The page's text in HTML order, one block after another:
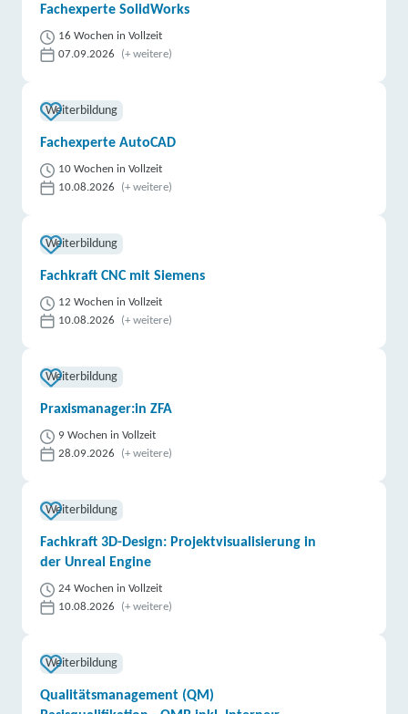
Fachexperte SolidWorks
16 Wochen in Vollzeit
07.09.2026
(+ weitere)
Weiterbildung
Fachexperte AutoCAD
10 Wochen in Vollzeit
10.08.2026
(+ weitere)
Weiterbildung
Fachkraft CNC mit Siemens
12 Wochen in Vollzeit
10.08.2026
(+ weitere)
Weiterbildung
Praxismanager:in ZFA
9 Wochen in Vollzeit
28.09.2026
(+ weitere)
Weiterbildung
Fachkraft 3D-Design: Projektvisualisierung in
der Unreal Engine
24 Wochen in Vollzeit
10.08.2026
(+ weitere)
Weiterbildung
Qualitätsmanagement (QM)